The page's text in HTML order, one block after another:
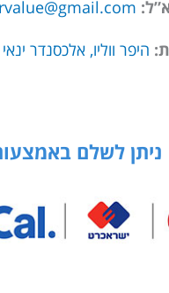
היפר ווליו, אלכסנדר ינאי 2 סגולה
ניתן לשלם